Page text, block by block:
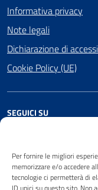
Per fornire le migliori
memorizzare e/o accedere
tecnologie ci permetterà di
Informativa privacy
Note legali
Dichiarazione di
Cookie Policy (UE)
SEGUICI SU
Attuazione Misure